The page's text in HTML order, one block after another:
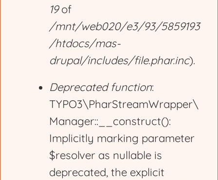
19of
/mnt/web020/e3/93/5859193
/htdocs/mas-
drupal/includes/file.phar.inc).
Deprecated function:
TYPO3\PharStreamWrapper\
Manager::__construct():
Implicitly marking parameter
$resolver as nullable is
deprecated, the explicit